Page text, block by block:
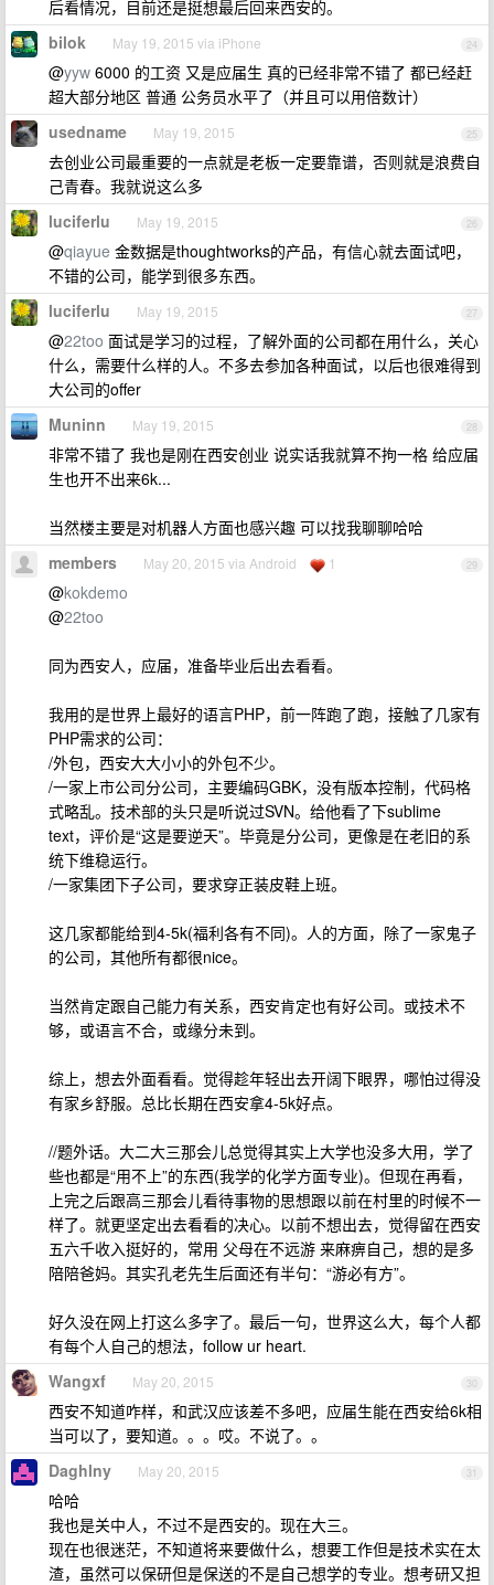
后看情况，目前还是挺想最后回来西安的。
24
bilok May 19, 2015 via iPhone
@yyw 6000 的工资 又是应届生 真的已经非常不错了 都已经赶
超大部分地区 普通 公务员水平了（并且可以用倍数计）
25
usedname May 19, 2015
去创业公司最重要的一点就是老板一定要靠谱，否则就是浪费自
己青春。我就说这么多
26
luciferlu May 19, 2015
@qiayue 金数据是thoughtworks的产品，有信心就去面试吧，
不错的公司，能学到很多东西。
27
luciferlu May 19, 2015
@22too 面试是学习的过程，了解外面的公司都在用什么，关心
什么，需要什么样的人。不多去参加各种面试，以后也很难得到
大公司的offer
28
Muninn May 19, 2015
非常不错了 我也是刚在西安创业 说实话我就算不拘一格 给应届
生也开不出来6k...
当然楼主要是对机器人方面也感兴趣 可以找我聊聊哈哈
29
members May 20, 2015 via Android 1
@kokdemo
@22too
同为西安人，应届，准备毕业后出去看看。
我用的是世界上最好的语言PHP，前一阵跑了跑，接触了几家有
PHP需求的公司：
/外包，西安大大小小的外包不少。
/一家上市公司分公司，主要编码GBK，没有版本控制，代码格
式略乱。技术部的头只是听说过SVN。给他看了下sublime
text，评价是“这是要逆天”。毕竟是分公司，更像是在老旧的系
统下维稳运行。
/一家集团下子公司，要求穿正装皮鞋上班。
这几家都能给到4-5k(福利各有不同)。人的方面，除了一家鬼子
的公司，其他所有都很nice。
当然肯定跟自己能力有关系，西安肯定也有好公司。或技术不
够，或语言不合，或缘分未到。
综上，想去外面看看。觉得趁年轻出去开阔下眼界，哪怕过得没
有家乡舒服。总比长期在西安拿4-5k好点。
//题外话。大二大三那会儿总觉得其实上大学也没多大用，学了
些也都是“用不上”的东西(我学的化学方面专业)。但现在再看，
上完之后跟高三那会儿看待事物的思想跟以前在村里的时候不一
样了。就更坚定出去看看的决心。以前不想出去，觉得留在西安
五六千收入挺好的，常用 父母在不远游 来麻痹自己，想的是多
陪陪爸妈。其实孔老先生后面还有半句：“游必有方”。
好久没在网上打这么多字了。最后一句，世界这么大，每个人都
有每个人自己的想法，follow ur heart.
30
Wangxf May 20, 2015
西安不知道咋样，和武汉应该差不多吧，应届生能在西安给6k相
当可以了，要知道。。。哎。不说了。。
31
Daghlny May 20, 2015
哈哈
我也是关中人，不过不是西安的。现在大三。
现在也很迷茫，不知道将来要做什么，想要工作但是技术实在太
渣，虽然可以保研但是保送的不是自己想学的专业。想考研又担